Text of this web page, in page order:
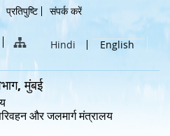
प्रतिपुष्टि संपर्क करें
Hindi English
मुंबई
और जलमार्ग मंत्रालय